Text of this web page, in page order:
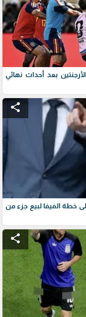
بعد أحداث نهائي
share
خطة الفيفا لبيع جزء من
share